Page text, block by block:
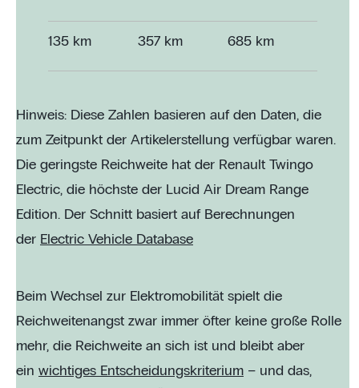
135 km 357 km 685 km
Hinweis: Diese Zahlen basieren auf den Daten, die
zum Zeitpunkt der Artikelerstellung verfügbar waren.
Die geringste Reichweite hat der Renault Twingo
Electric, die höchste der Lucid Air Dream Range
Edition. Der Schnitt basiert auf Berechnungen
der Electric Vehicle Database
Beim Wechsel zur Elektromobilität spielt die
Reichweitenangst zwar immer öfter keine große Rolle
mehr, die Reichweite an sich ist und bleibt aber
ein wichtiges Entscheidungskriterium – und das,